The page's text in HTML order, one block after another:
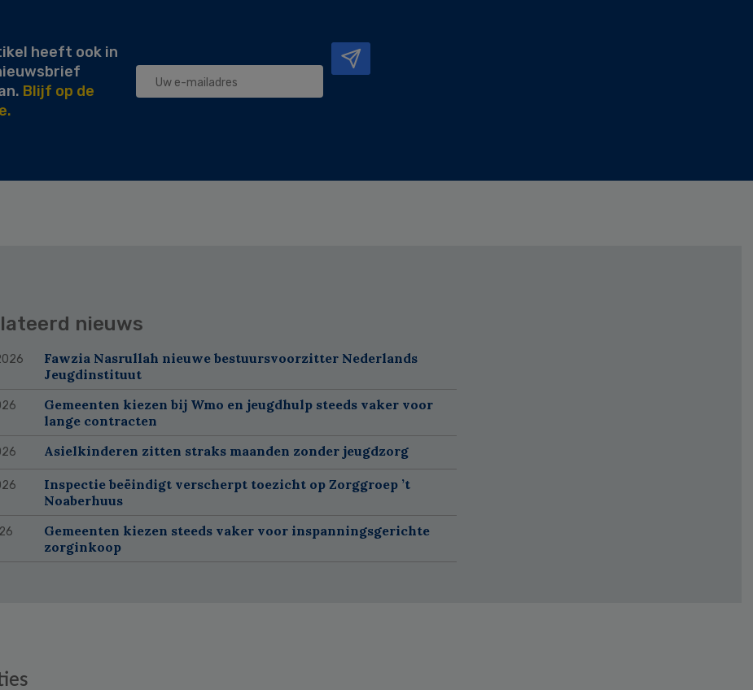
heeft ook in
Blijf op de
nieuws
Fawzia Nasrullah nieuwe bestuursvoorzitter Nederlands
Jeugdinstituut
Gemeenten kiezen bij Wmo en jeugdhulp steeds vaker voor
lange contracten
Asielkinderen zitten straks maanden zonder jeugdzorg
Inspectie beëindigt verscherpt toezicht op Zorggroep ’t
Noaberhuus
Gemeenten kiezen steeds vaker voor inspanningsgerichte
zorginkoop